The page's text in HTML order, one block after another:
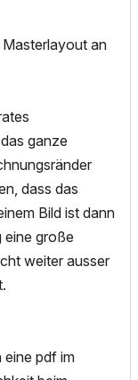
an
ganze
dass das
Bild ist dann
eine große
weiter ausser
eine pdf im